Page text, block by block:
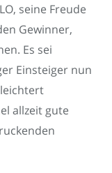
seine Freude
Gewinner,
Es sei
Einsteiger nun
allzeit gute